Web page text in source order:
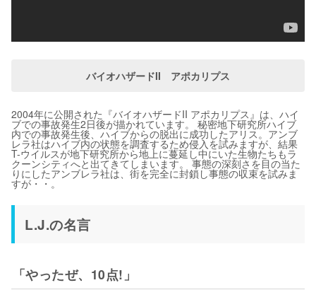
バイオハザードII アポカリプス
2004年に公開された『バイオハザードII アポカリプス』は、ハイ
ブでの事故発生2日後が描かれています。 秘密地下研究所ハイブ
内での事故発生後、ハイブからの脱出に成功したアリス。アンブ
レラ社はハイブ内の状態を調査するため侵入を試みますが、結果
T-ウイルスが地下研究所から地上に蔓延し中にいた生物たちもラ
クーンシティへと出てきてしまいます。 事態の深刻さを目の当た
りにしたアンブレラ社は、街を完全に封鎖し事態の収束を試みま
すが・・。
L.J.の名言
「やったぜ、10点!」